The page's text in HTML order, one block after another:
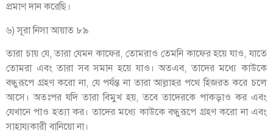
প্রমাণ দান করেছি।
৬) সূরা নিসা আয়াত ৮৯
তারা চায় যে, তারা যেমন কাফের, তোমরাও তেমনি কাফের হয়ে যাও, যাতে
তোমরা এবং তারা সব সমান হয়ে যাও। অতএব, তাদের মধ্যে কাউকে
বন্ধুরূপে গ্রহণ করো না, যে পর্যন্ত না তারা আল্লাহর পথে হিজরত করে চলে
আসে। অতঃপর যদি তারা বিমুখ হয়, তবে তাদেরকে পাকড়াও কর এবং
যেখানে পাও হত্যা কর। তাদের মধ্যে কাউকে বন্ধুরূপে গ্রহণ করো না এবং
সাহায্যকারী বানিয়ো না।